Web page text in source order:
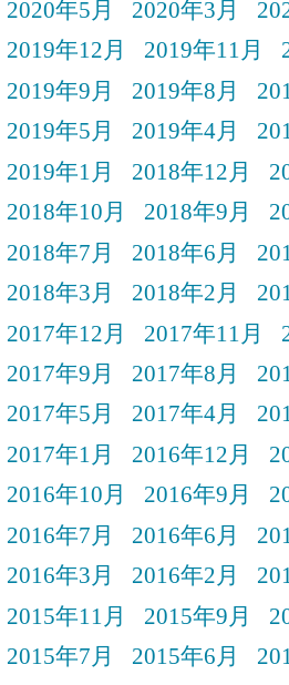
2020年5月
2020年3月
2019年12月
2019年11月
2019年9月
2019年8月
2019年5月
2019年4月
2019年1月
2018年12月
2018年10月
2018年9月
2018年7月
2018年6月
2018年3月
2018年2月
2017年12月
2017年11月
2017年9月
2017年8月
2017年5月
2017年4月
2017年1月
2016年12月
2016年10月
2016年9月
2016年7月
2016年6月
2016年3月
2016年2月
2015年11月
2015年9月
2015年7月
2015年6月